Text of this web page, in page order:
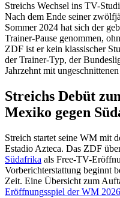
Streichs Wechsel ins TV-
Nach dem Ende seiner
Sommer 2024 hat sich der
Trainer-Pause genommen,
ZDF ist er kein klassischer
der Trainer-Typ, der
Jahrzehnt mit
Streichs Debüt
Mexiko gegen
Streich startet seine WM mit
Estadio Azteca. Das ZDF
Südafrika als Free-TV-
Vorberichterstattung beginnt
Zeit. Eine Übersicht zum
Eröffnungsspiel der WM 2026